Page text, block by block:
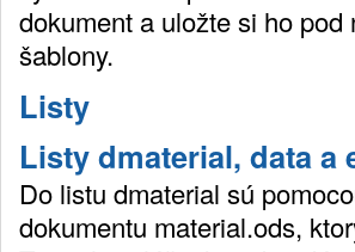
dokument a uložte si ho
šablony.
Listy
Listy dmaterial, data a
Do listu dmaterial sú
dokumentu material.ods,